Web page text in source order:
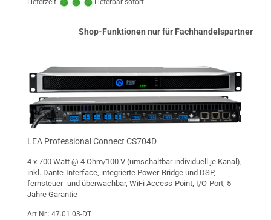
Lieferzeit:
Lieferbar sofort
Shop-Funktionen nur für Fachhandelspartner
LEA Professional Connect CS704D
4 x 700 Watt @ 4 Ohm/100 V (umschaltbar individuell je Kanal),
inkl. Dante-Interface, integrierte Power-Bridge und DSP,
fernsteuer- und überwachbar, WiFi Access-Point, I/O-Port, 5
Jahre Garantie
Art.Nr.: 47.01.03-DT